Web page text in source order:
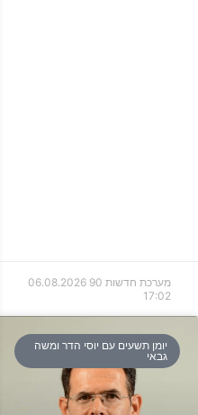
חדשות 90
06.08.2026
תשעים עם יוסי הדר ומשה